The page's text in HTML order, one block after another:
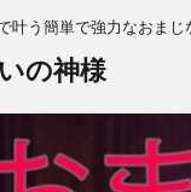
叶う簡単で強力なおまじ
の神様